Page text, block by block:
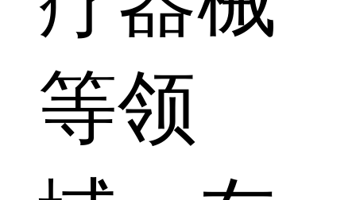
等领